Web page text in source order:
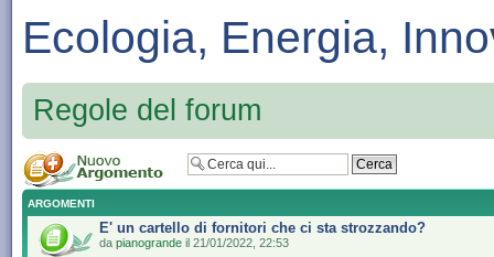
Ecologia, Energia,
Regole del forum
ARGOMENTI
E' un cartello di fornitori che ci sta strozzando?
da pianogrande il 21/01/2022, 22:53